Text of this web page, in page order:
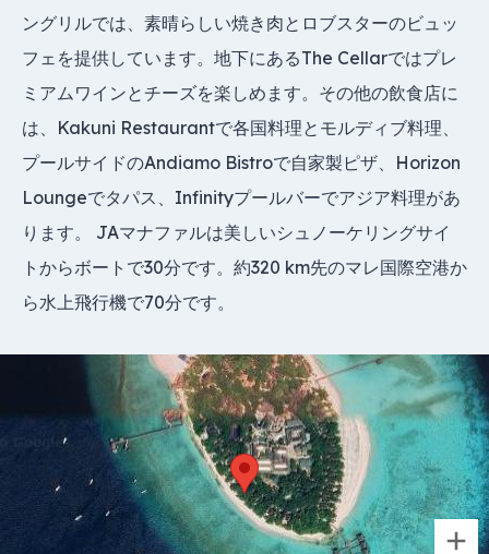
ングリルでは、素晴らしい焼き肉とロブスターのビュッ
フェを提供しています。地下にあるThe Cellarではプレ
ミアムワインとチーズを楽しめます。その他の飲食店に
は、Kakuni Restaurantで各国料理とモルディブ料理、
プールサイドのAndiamo Bistroで自家製ピザ、Horizon
Loungeでタパス、Infinityプールバーでアジア料理があ
ります。 JAマナファルは美しいシュノーケリングサイ
トからボートで30分です。約320 km先のマレ国際空港か
ら水上飛行機で70分です。